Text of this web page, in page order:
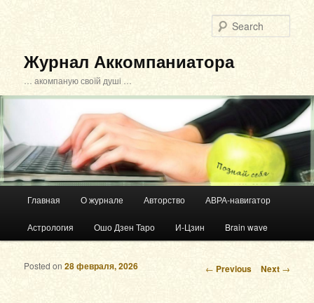
Журнал Аккомпаниатора
… акомпаную своїй душі …
Skip to primary content
Skip to secondary content
Главная О журнале Авторство АВРА-навигатор
Астрология Ошо Дзен Таро И-Цзин Brain wave
Post navigation
← Previous Next →
Posted on28 февраля, 2026